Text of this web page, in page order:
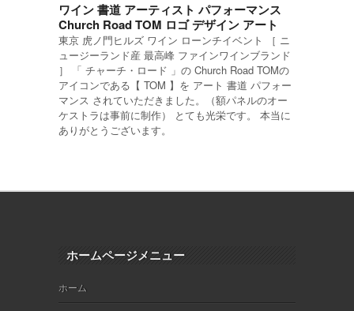
ワイン 書道 アーティスト パフォーマンス
Church Road TOM ロゴ デザイン アート
東京 虎ノ門ヒルズ ワイン ローンチイベント ［ ニ
ュージーランド産 最高峰 ファインワインブランド
］ 「 チャーチ・ロード 」の Church Road TOMの
アイコンである【 TOM 】を アート 書道 パフォー
マンス されていただきました。（額パネルのオー
ケストラは事前に制作） とても光栄です。 本当に
ありがとうございます。
ホームページメニュー
ホーム